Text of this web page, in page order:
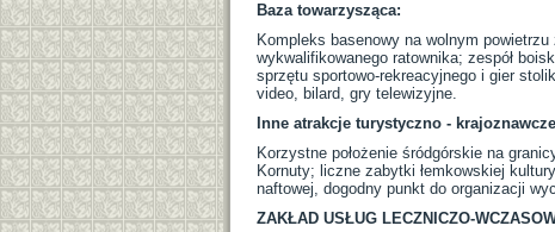
Baza towarzysząca:
Kompleks basenowy na wolnym powietrzu
wykwalifikowanego ratownika; zespół
sprzętu sportowo-rekreacyjnego i gier
video, bilard, gry telewizyjne.
Inne atrakcje turystyczno - krajoznawcze
Korzystne położenie śródgórskie na
Kornuty; liczne zabytki łemkowskiej
naftowej, dogodny punkt do organizacji
ZAKŁAD USŁUG LECZNICZO-